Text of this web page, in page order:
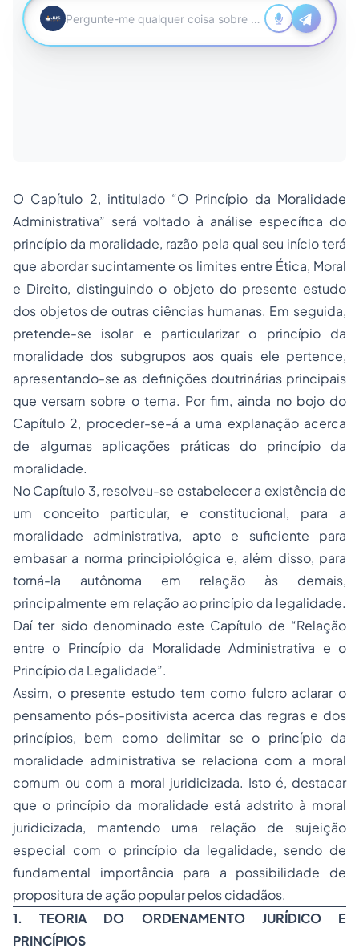
O Capítulo 2, intitulado “O Princípio da Moralidade
Administrativa” será voltado à análise específica do
princípio da moralidade, razão pela qual seu início terá
que abordar sucintamente os limites entre Ética, Moral
e Direito, distinguindo o objeto do presente estudo
dos objetos de outras ciências humanas. Em seguida,
pretende-se isolar e particularizar o princípio da
moralidade dos subgrupos aos quais ele pertence,
apresentando-se as definições doutrinárias principais
que versam sobre o tema. Por fim, ainda no bojo do
Capítulo 2, proceder-se-á a uma explanação acerca
de algumas aplicações práticas do princípio da
moralidade.
No Capítulo 3, resolveu-se estabelecer a existência de
um conceito particular, e constitucional, para a
moralidade administrativa, apto e suficiente para
embasar a norma principiológica e, além disso, para
torná-la autônoma em relação às demais,
principalmente em relação ao princípio da legalidade.
Daí ter sido denominado este Capítulo de “Relação
entre o Princípio da Moralidade Administrativa e o
Princípio da Legalidade”.
Assim, o presente estudo tem como fulcro aclarar o
pensamento pós-positivista acerca das regras e dos
princípios, bem como delimitar se o princípio da
moralidade administrativa se relaciona com a moral
comum ou com a moral juridicizada. Isto é, destacar
que o princípio da moralidade está adstrito à moral
juridicizada, mantendo uma relação de sujeição
especial com o princípio da legalidade, sendo de
fundamental importância para a possibilidade de
propositura de ação popular pelos cidadãos.
1. TEORIA DO ORDENAMENTO JURÍDICO E
PRINCÍPIOS